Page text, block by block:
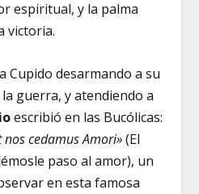
espiritual, y la palma
victoria.
Cupido desarmando a su
guerra, y atendiendo a
escribió en las Bucólicas:
cedamus Amori»(El
paso al amor), un
en esta famosa